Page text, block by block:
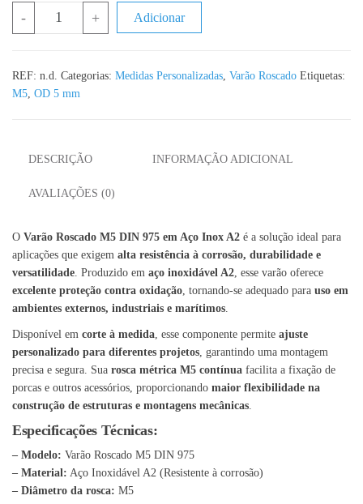
- + Adicionar
REF: n.d. Categorias: Medidas Personalizadas Varão Roscado Etiquetas:
M5 OD 5 mm
DESCRIÇÃO INFORMAÇÃO ADICIONAL
AVALIAÇÕES (0)
O Varão Roscado M5 DIN 975 em Aço Inox A2 é a solução ideal para
aplicações que exigem alta resistência à corrosão, durabilidade e
versatilidade. Produzido em aço inoxidável A2, esse varão oferece
excelente proteção contra oxidação, tornando-se adequado para uso em
ambientes externos, industriais e marítimos.
Disponível em corte à medida, esse componente permite ajuste
personalizado para diferentes projetos, garantindo uma montagem
precisa e segura. Sua rosca métrica M5 contínua facilita a fixação de
porcas e outros acessórios, proporcionando maior flexibilidade na
construção de estruturas e montagens mecânicas.
Especificações Técnicas:
– Modelo: Varão Roscado M5 DIN 975
– Material: Aço Inoxidável A2 (Resistente à corrosão)
– Diâmetro da rosca: M5